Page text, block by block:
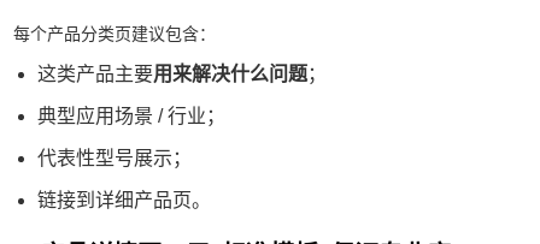
每个产品分类页建议包含：
这类产品主要用来解决什么问题；
典型应用场景 / 行业；
代表性型号展示；
链接到详细产品页。